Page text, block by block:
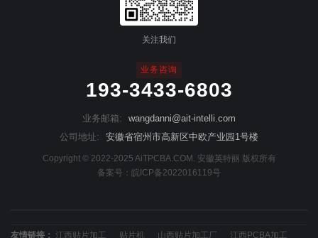
业务咨询
193-3433-6803
业务邮箱:
wangdanni@ait-intelli.com
公司地址:
安徽省宿州市高新区中欧产业园1号楼
Copyright © 2022-2025 AiTPCBA.COM. 安徽英特丽 版权所有
备案号： 皖ICP备2022016119号
关注我们
友情链接： 江西贴片加工 贴片机 山西贴片加工厂 江西PCBA加工